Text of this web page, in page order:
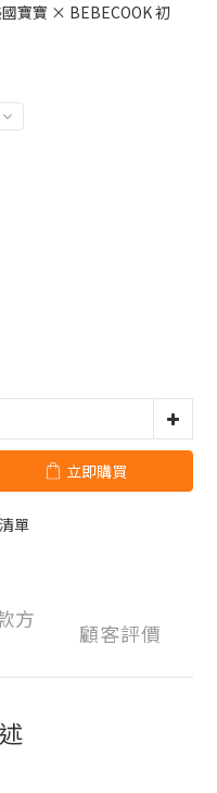
國寶寶 × BEBECOOK 初
立即購買
單
方
顧客評價